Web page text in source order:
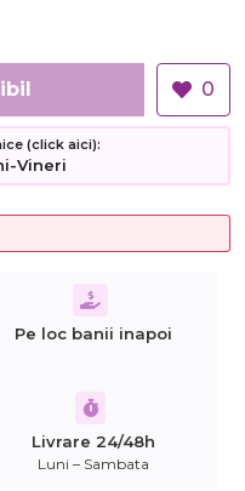
0
(click aici):
Vineri
Pe loc banii inapoi
Livrare 24/48h
Luni – Sambata